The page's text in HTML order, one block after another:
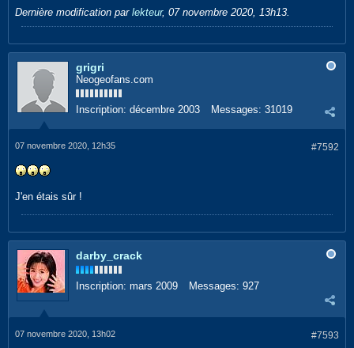
Dernière modification par lekteur, 07 novembre 2020, 13h13.
grigri
Neogeofans.com
Inscription: décembre 2003 Messages: 31019
#7592
07 novembre 2020, 12h35
J'en étais sûr !
darby_crack
Inscription: mars 2009 Messages: 927
#7593
07 novembre 2020, 13h02